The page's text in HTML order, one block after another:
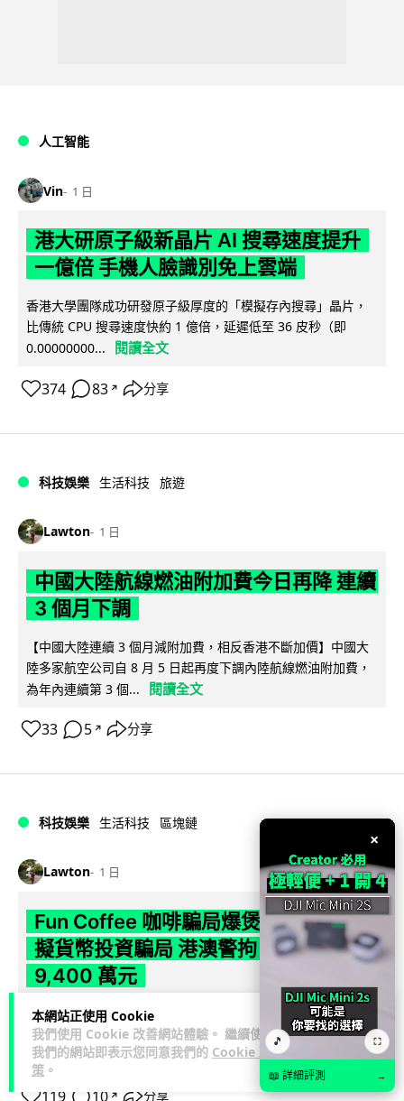
本網站正使用 Cookie
我們使用 Cookie 改善網站體驗。 繼續使用
我們的網站即表示您同意我們的 Cookie 政
策 。
人工智能
Vin 1 日
港大研原子級新晶片 AI 搜尋速度提升
一億倍 手機人臉識別免上雲端
香港大學團隊成功研發原子級厚度的「模擬存內搜尋」晶片，
比傳統 CPU 搜尋速度快約 1 億倍，延遲低至 36 皮秒（即
0.00000000...
閱讀全文
374 83 ↗ 分享
科技娛樂 生活科技 旅遊
Lawton 1 日
中國大陸航線燃油附加費今日再降 連續
3 個月下調
【中國大陸連續 3 個月減附加費，相反香港不斷加價】中國大
陸多家航空公司自 8 月 5 日起再度下調內陸航線燃油附加費，
為年內連續第 3 個...
閱讀全文
33 5 ↗ 分享
科技娛樂 生活科技 區塊鏈
Lawton 1 日
Fun Coffee 咖啡騙局爆煲 咖啡包裝虛
擬貨幣投資騙局 港澳警拘 8 人涉款
9,400 萬元
香港警方聯同澳門司警搗破以養生咖啡生意包裝的虛擬貨幣投
資騙局 Fun Coffee，兩地共拘捕 8 人，接獲逾 200 宗舉報，涉
款 9,4... 閱讀全文
119 10 ↗ 分享
×
🎵 ⛶
📖 詳細評測 →